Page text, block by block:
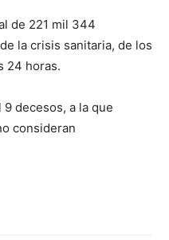
de 221 mil 344
la crisis sanitaria, de los
24 horas.
decesos, a la que
consideran